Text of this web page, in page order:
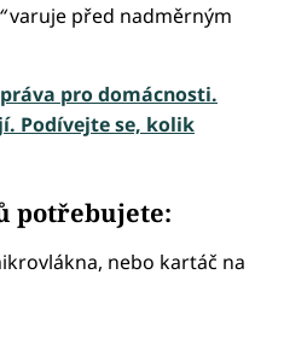
varuje před nadměrným
pro domácnosti.
Podívejte se, kolik
potřebujete:
nebo kartáč na